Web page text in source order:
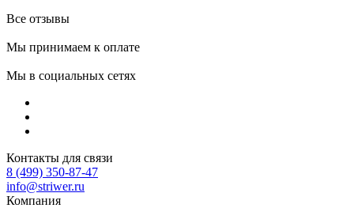
Все отзывы
Мы принимаем к оплате
Мы в социальных сетях
Контакты для связи
8 (499) 350-87-47
info@striwer.ru
Компания